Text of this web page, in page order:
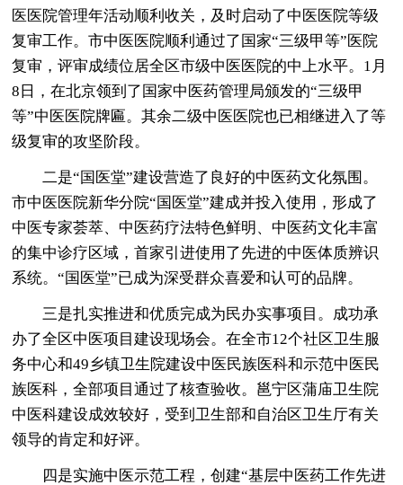
医医院管理年活动顺利收关，及时启动了中医医院等级
复审工作。市中医医院顺利通过了国家“三级甲等”医院
复审，评审成绩位居全区市级中医医院的中上水平。1月
8日，在北京领到了国家中医药管理局颁发的“三级甲
等”中医医院牌匾。其余二级中医医院也已相继进入了等
级复审的攻坚阶段。
二是“国医堂”建设营造了良好的中医药文化氛围。
市中医医院新华分院“国医堂”建成并投入使用，形成了
中医专家荟萃、中医药疗法特色鲜明、中医药文化丰富
的集中诊疗区域，首家引进使用了先进的中医体质辨识
系统。“国医堂”已成为深受群众喜爱和认可的品牌。
三是扎实推进和优质完成为民办实事项目。成功承
办了全区中医项目建设现场会。在全市12个社区卫生服
务中心和49乡镇卫生院建设中医民族医科和示范中医民
族医科，全部项目通过了核查验收。邕宁区蒲庙卫生院
中医科建设成效较好，受到卫生部和自治区卫生厅有关
领导的肯定和好评。
四是实施中医示范工程，创建“基层中医药工作先进